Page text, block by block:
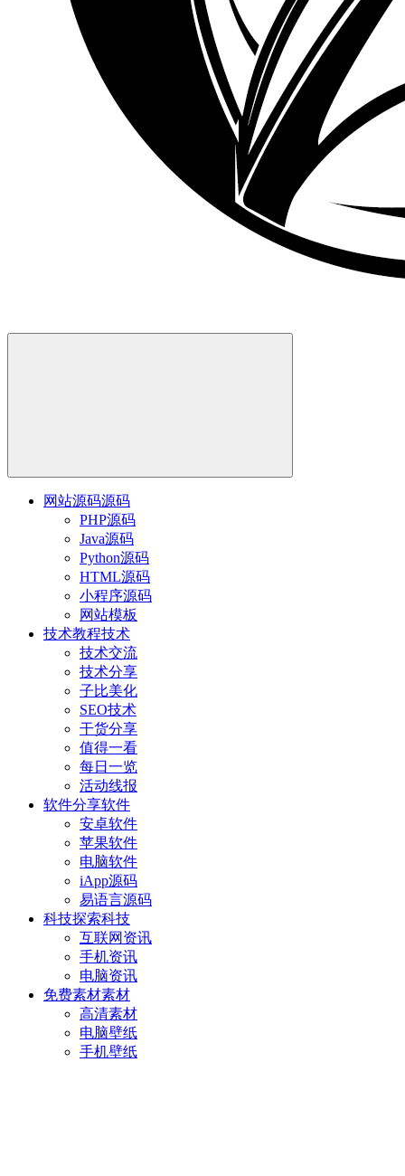
网站源码源码
PHP源码
Java源码
Python源码
HTML源码
小程序源码
网站模板
技术教程技术
技术交流
技术分享
子比美化
SEO技术
干货分享
值得一看
每日一览
活动线报
软件分享软件
安卓软件
苹果软件
电脑软件
iApp源码
易语言源码
科技探索科技
互联网资讯
手机资讯
电脑资讯
免费素材素材
高清素材
电脑壁纸
手机壁纸